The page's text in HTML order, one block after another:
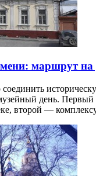
маршрут на
день. Первый
второй —